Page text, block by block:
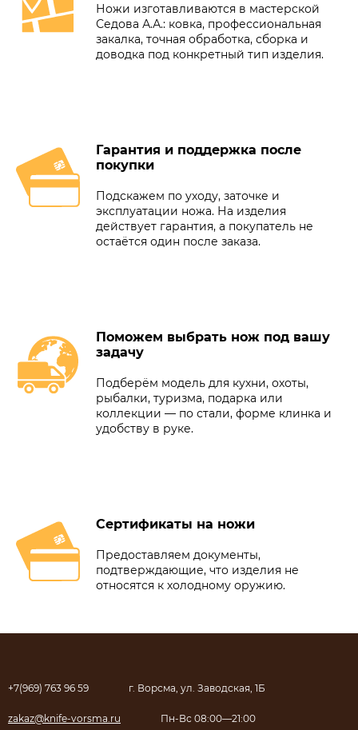
Ножи изготавливаются в мастерской
Седова А.А.: ковка, профессиональная
закалка, точная обработка, сборка и
доводка под конкретный тип изделия.
Гарантия и поддержка после
покупки
Подскажем по уходу, заточке и
эксплуатации ножа. На изделия
действует гарантия, а покупатель не
остаётся один после заказа.
Поможем выбрать нож под вашу
задачу
Подберём модель для кухни, охоты,
рыбалки, туризма, подарка или
коллекции — по стали, форме клинка и
удобству в руке.
Сертификаты на ножи
Предоставляем документы,
подтверждающие, что изделия не
относятся к холодному оружию.
+7(969) 763 96 59 г. Ворсма, ул. Заводская, 1Б
zakaz@knife-vorsma.ru Пн-Вс 08:00—21:00